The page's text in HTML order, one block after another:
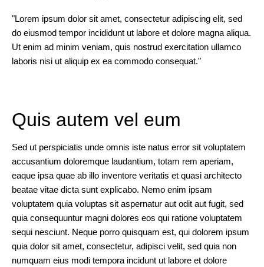
5
Elements
video
Typography
Helpers
Colors
Icons
"Lorem ipsum dolor sit amet, consectetur adipiscing elit, sed
do eiusmod tempor incididunt ut labore et dolore magna aliqua.
Ut enim ad minim veniam, quis nostrud exercitation ullamco
laboris nisi ut aliquip ex ea commodo consequat."
Quis autem vel eum
Sed ut perspiciatis unde omnis iste natus error sit voluptatem
accusantium doloremque laudantium, totam rem aperiam,
eaque ipsa quae ab illo inventore veritatis et quasi architecto
beatae vitae dicta sunt explicabo. Nemo enim ipsam
voluptatem quia voluptas sit aspernatur aut odit aut fugit, sed
quia consequuntur magni dolores eos qui ratione voluptatem
sequi nesciunt. Neque porro quisquam est, qui dolorem ipsum
quia dolor sit amet, consectetur, adipisci velit, sed quia non
numquam eius modi tempora incidunt ut labore et dolore